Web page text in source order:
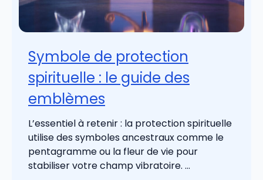
Symbole de protection
spirituelle : le guide des
emblèmes
L’essentiel à retenir : la protection spirituelle
utilise des symboles ancestraux comme le
pentagramme ou la fleur de vie pour
stabiliser votre champ vibratoire. ...